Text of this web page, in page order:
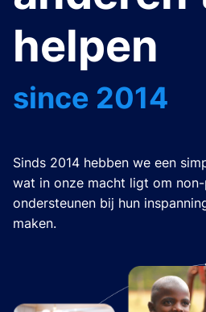
helpen
since 2014
Sinds 2014 hebben we een
wat in onze macht ligt om
ondersteunen bij hun
maken.